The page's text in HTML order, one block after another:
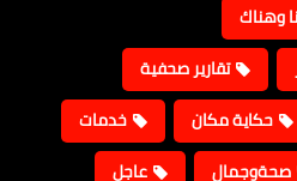
وهناك
تقارير صحفية
حكاية مكان
خدمات
صحةوجمال
عاجل